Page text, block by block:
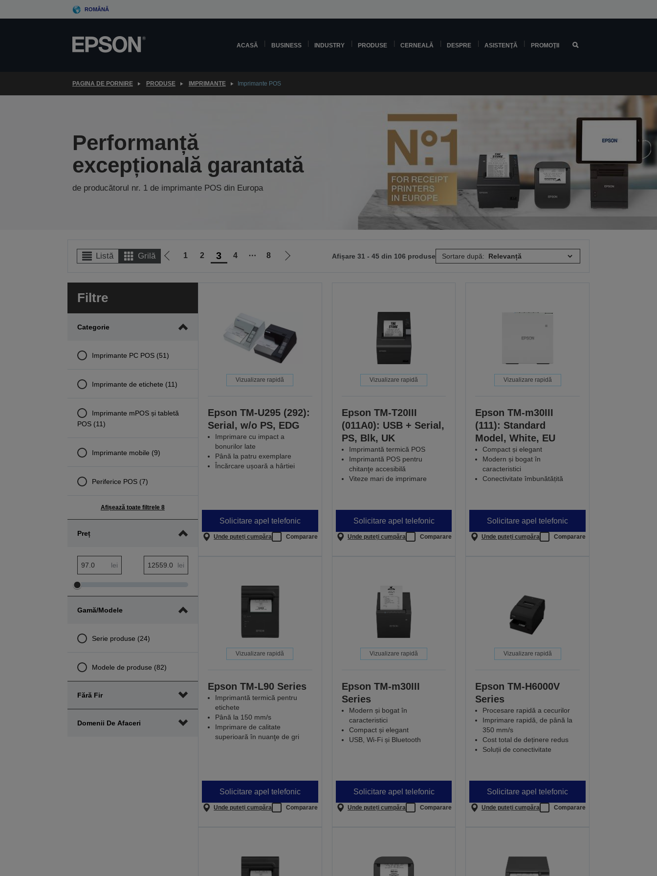
to
ROMÂNĂ
ACASĂ BUSINESS INDUSTRY PRODUSE CERNEALĂ DESPRE ASISTENŢĂ PROMOŢII
PAGINA DE PORNIRE PRODUSE IMPRIMANTE Imprimante POS
Performanță
excepțională garantată
de producătorul nr. 1 de imprimante POS din Europa
Listă Grilă
Mergi
pagina
1 2 3 4 ⋯ 8
Mergi
Afișare 31 - 45 din 106 produse Sortare după:
Filtre
Categorie
Imprimante PC POS (51)
Imprimante de etichete (11)
Imprimante mPOS și tabletă
POS (11)
Imprimante mobile (9)
Periferice POS (7)
Afișează toate filtrele 8
Preț
lei lei
Ajustare
minim
Ajustare
maxim
Gamă/Modele
Serie produse (24)
Modele de produse (82)
Fără Fir
Domenii De Afaceri
Vizualizare rapidă
Epson TM-U295 (292):
Serial, w/o PS, EDG
Imprimare cu impact a
bonurilor late
Până la patru exemplare
Încărcare ușoară a hârtiei
Solicitare apel telefonic
Unde puteți cumpăra Comparare
Vizualizare rapidă
Epson TM-T20III
(011A0): USB + Serial,
PS, Blk, UK
Imprimantă termică POS
Imprimantă POS pentru
chitanţe accesibilă
Viteze mari de imprimare
Solicitare apel telefonic
Unde puteți cumpăra Comparare
Vizualizare rapidă
Epson TM-m30III
(111): Standard
Model, White, EU
Compact și elegant
Modern și bogat în
caracteristici
Conectivitate îmbunătățită
Solicitare apel telefonic
Unde puteți cumpăra Comparare
Vizualizare rapidă
Epson TM-L90 Series
Imprimantă termică pentru
etichete
Până la 150 mm/s
Imprimare de calitate
superioară în nuanţe de gri
Solicitare apel telefonic
Unde puteți cumpăra Comparare
Vizualizare rapidă
Epson TM-m30III
Series
Modern și bogat în
caracteristici
Compact și elegant
USB, Wi-Fi și Bluetooth
Solicitare apel telefonic
Unde puteți cumpăra Comparare
Vizualizare rapidă
Epson TM-H6000V
Series
Procesare rapidă a cecurilor
Imprimare rapidă, de până la
350 mm/s
Cost total de deținere redus
Soluții de conectivitate
Solicitare apel telefonic
Unde puteți cumpăra Comparare